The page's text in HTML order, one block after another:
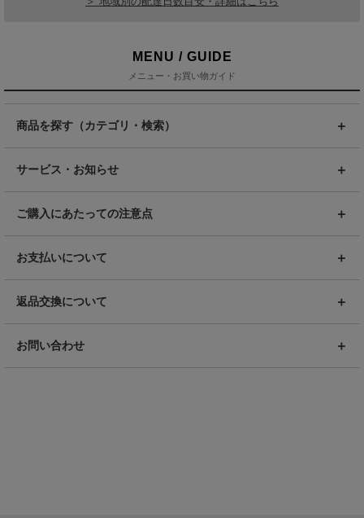
MENU / GUIDE
メニュー・お買い物ガイド
商品を探す（カテゴリ・検索）
サービス・お知らせ
ご購入にあたっての注意点
お支払いについて
返品交換について
お問い合わせ